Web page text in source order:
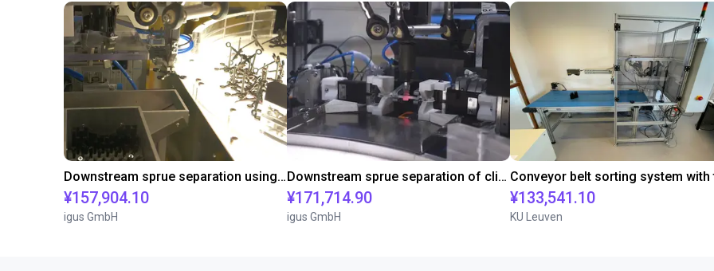
Downstream sprue separation using a Delta-Robot
¥157,904.10
igus GmbH
Downstream sprue separation of clip bearings
¥171,714.90
igus GmbH
¥133,541.10
KU Leuven